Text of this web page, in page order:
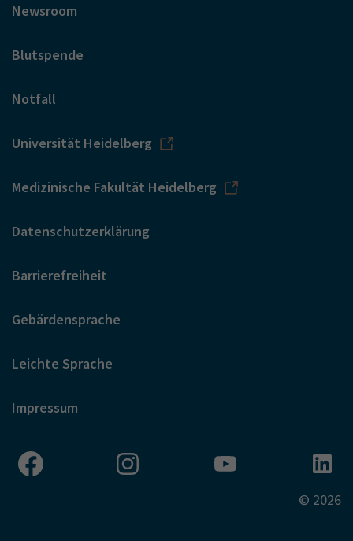
Newsroom
Blutspende
Notfall
Universität Heidelberg
Medizinische Fakultät Heidelberg
Datenschutzerklärung
Barrierefreiheit
Gebärdensprache
Leichte Sprache
Impressum
© 2026